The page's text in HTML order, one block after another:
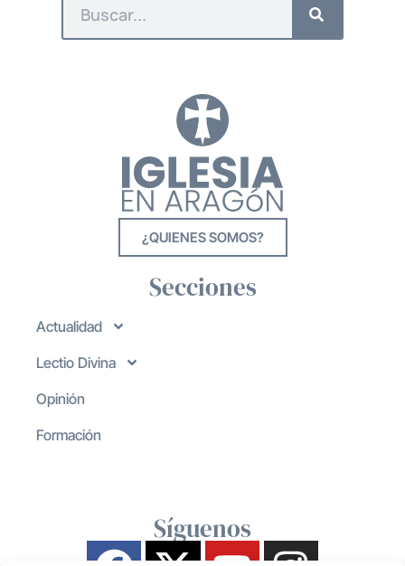
¿QUIENES SOMOS?
Secciones
Actualidad
Lectio Divina
Opinión
Formación
Síguenos